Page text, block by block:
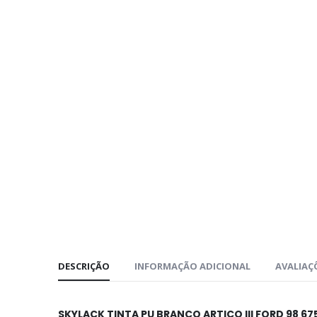
DESCRIÇÃO INFORMAÇÃO ADICIONAL